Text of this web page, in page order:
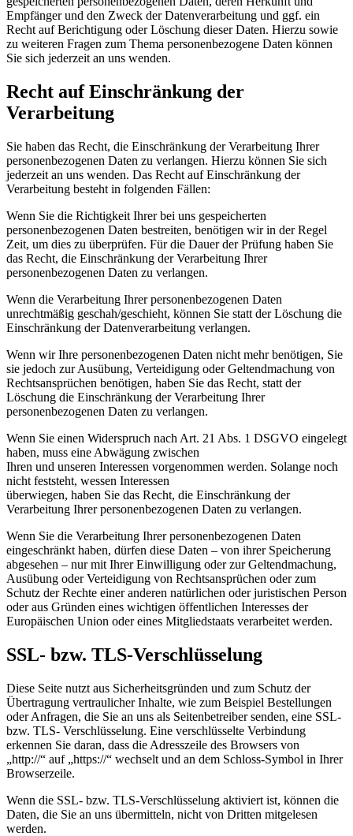
Empfänger und den Zweck der Datenverarbeitung und ggf. ein
Recht auf Berichtigung oder Löschung dieser Daten. Hierzu sowie
zu weiteren Fragen zum Thema personenbezogene Daten können
Sie sich jederzeit an uns wenden.
Recht auf Einschränkung der
Verarbeitung
Sie haben das Recht, die Einschränkung der Verarbeitung Ihrer
personenbezogenen Daten zu verlangen. Hierzu können Sie sich
jederzeit an uns wenden. Das Recht auf Einschränkung der
Verarbeitung besteht in folgenden Fällen:
Wenn Sie die Richtigkeit Ihrer bei uns gespeicherten
personenbezogenen Daten bestreiten, benötigen wir in der Regel
Zeit, um dies zu überprüfen. Für die Dauer der Prüfung haben Sie
das Recht, die Einschränkung der Verarbeitung Ihrer
personenbezogenen Daten zu verlangen.
Wenn die Verarbeitung Ihrer personenbezogenen Daten
unrechtmäßig geschah/geschieht, können Sie statt der Löschung die
Einschränkung der Datenverarbeitung verlangen.
Wenn wir Ihre personenbezogenen Daten nicht mehr benötigen, Sie
sie jedoch zur Ausübung, Verteidigung oder Geltendmachung von
Rechtsansprüchen benötigen, haben Sie das Recht, statt der
Löschung die Einschränkung der Verarbeitung Ihrer
personenbezogenen Daten zu verlangen.
Wenn Sie einen Widerspruch nach Art. 21 Abs. 1 DSGVO eingelegt
haben, muss eine Abwägung zwischen
Ihren und unseren Interessen vorgenommen werden. Solange noch
nicht feststeht, wessen Interessen
überwiegen, haben Sie das Recht, die Einschränkung der
Verarbeitung Ihrer personenbezogenen Daten zu verlangen.
Wenn Sie die Verarbeitung Ihrer personenbezogenen Daten
eingeschränkt haben, dürfen diese Daten – von ihrer Speicherung
abgesehen – nur mit Ihrer Einwilligung oder zur Geltendmachung,
Ausübung oder Verteidigung von Rechtsansprüchen oder zum
Schutz der Rechte einer anderen natürlichen oder juristischen Person
oder aus Gründen eines wichtigen öffentlichen Interesses der
Europäischen Union oder eines Mitgliedstaats verarbeitet werden.
SSL- bzw. TLS-Verschlüsselung
Diese Seite nutzt aus Sicherheitsgründen und zum Schutz der
Übertragung vertraulicher Inhalte, wie zum Beispiel Bestellungen
oder Anfragen, die Sie an uns als Seitenbetreiber senden, eine SSL-
bzw. TLS- Verschlüsselung. Eine verschlüsselte Verbindung
erkennen Sie daran, dass die Adresszeile des Browsers von
„http://“ auf „https://“ wechselt und an dem Schloss-Symbol in Ihrer
Browserzeile.
Wenn die SSL- bzw. TLS-Verschlüsselung aktiviert ist, können die
Daten, die Sie an uns übermitteln, nicht von Dritten mitgelesen
werden.